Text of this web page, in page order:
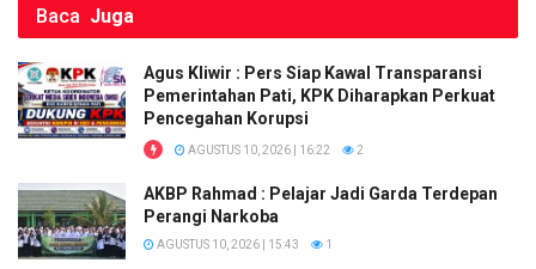
Baca Juga
Agus Kliwir : Pers Siap Kawal Transparansi
Pemerintahan Pati, KPK Diharapkan Perkuat
Pencegahan Korupsi
AGUSTUS 10, 2026 | 16:22 2
AKBP Rahmad : Pelajar Jadi Garda Terdepan
Perangi Narkoba
AGUSTUS 10, 2026 | 15:43 1